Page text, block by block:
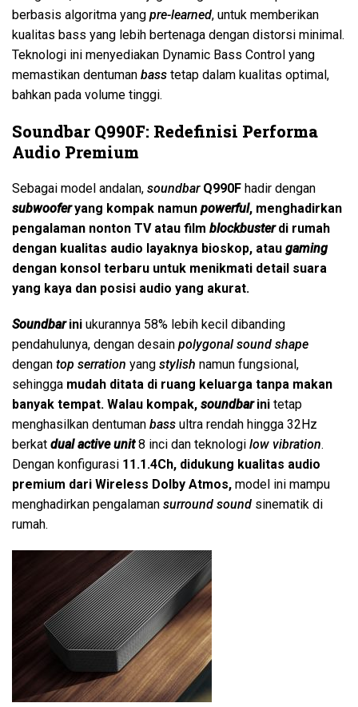
berbasis algoritma yang pre-learned, untuk memberikan
kualitas bass yang lebih bertenaga dengan distorsi minimal.
Teknologi ini menyediakan Dynamic Bass Control yang
memastikan dentuman bass tetap dalam kualitas optimal,
bahkan pada volume tinggi.
Soundbar Q990F: Redefinisi Performa
Audio Premium
Sebagai model andalan, soundbar Q990F hadir dengan
subwooferyang kompak namun powerful, menghadirkan
pengalaman nonton TV atau film blockbusterdi rumah
dengan kualitas audio layaknya bioskop, atau gaming
dengan konsol terbaru untuk menikmati detail suara
yang kaya dan posisi audio yang akurat.
Soundbarini ukurannya 58% lebih kecil dibanding
pendahulunya, dengan desain polygonal sound shape
dengan top serration yang stylish namun fungsional,
sehingga mudah ditata di ruang keluarga tanpa makan
banyak tempat. Walau kompak, soundbarini tetap
menghasilkan dentuman bass ultra rendah hingga 32Hz
berkat dual active unit8 inci dan teknologi low vibration.
Dengan konfigurasi 11.1.4Ch, didukung kualitas audio
premium dari Wireless Dolby Atmos, model ini mampu
menghadirkan pengalaman surround sound sinematik di
rumah.